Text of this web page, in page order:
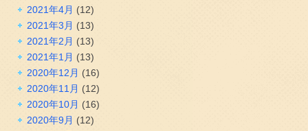
2021年4月 (12)
2021年3月 (13)
2021年2月 (13)
2021年1月 (13)
2020年12月 (16)
2020年11月 (12)
2020年10月 (16)
2020年9月 (12)